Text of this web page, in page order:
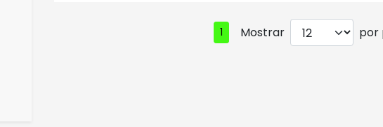
1 Mostrar por